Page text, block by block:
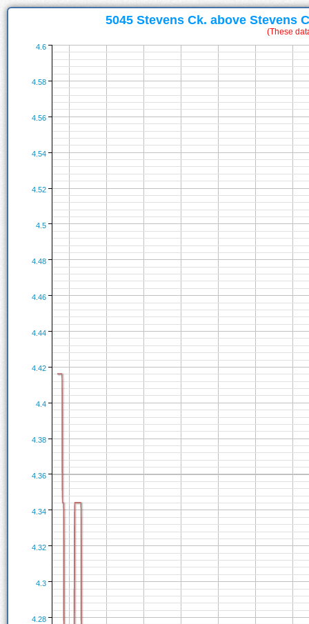
5045 Stevens Ck. above Stevens
(These
4.28
4.3
4.32
4.34
4.36
4.38
4.4
4.42
4.44
4.46
4.48
4.5
4.52
4.54
4.56
4.58
4.6